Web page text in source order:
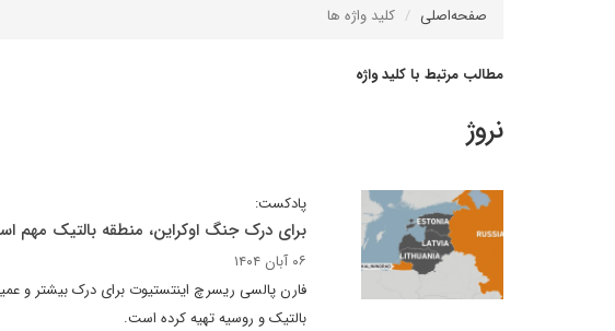
صفحه‌اصلی کلید واژه ها
مطالب مرتبط با کلید واژه
نروژ
پادکست:
برای درک جنگ اوکراین، منطقه بالتیک مهم
۰۶ آبان ۱۴۰۴
فارن پالسی ریسرچ اینتستیوت برای درک بیشتر و
بالتیک و روسیه تهیه کرده است.